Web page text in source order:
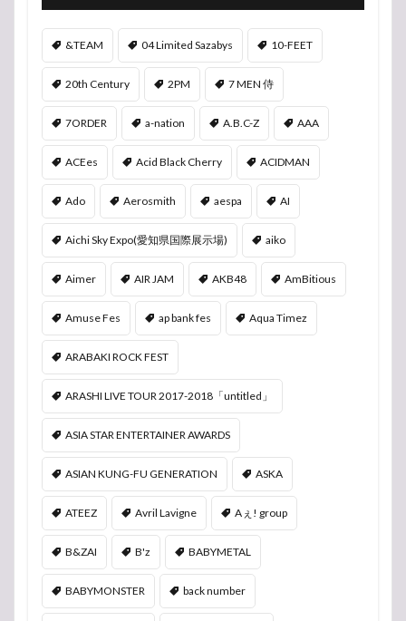
&TEAM 04 Limited Sazabys 10-FEET
20th Century 2PM 7 MEN 侍
7ORDER a-nation A.B.C-Z AAA
ACEes Acid Black Cherry ACIDMAN
Ado Aerosmith aespa AI
Aichi Sky Expo(愛知県国際展示場) aiko
Aimer AIR JAM AKB48 AmBitious
Amuse Fes ap bank fes Aqua Timez
ARABAKI ROCK FEST
ARASHI LIVE TOUR 2017-2018「untitled」
ASIA STAR ENTERTAINER AWARDS
ASIAN KUNG-FU GENERATION ASKA
ATEEZ Avril Lavigne Aぇ! group
B&ZAI B'z BABYMETAL
BABYMONSTER back number